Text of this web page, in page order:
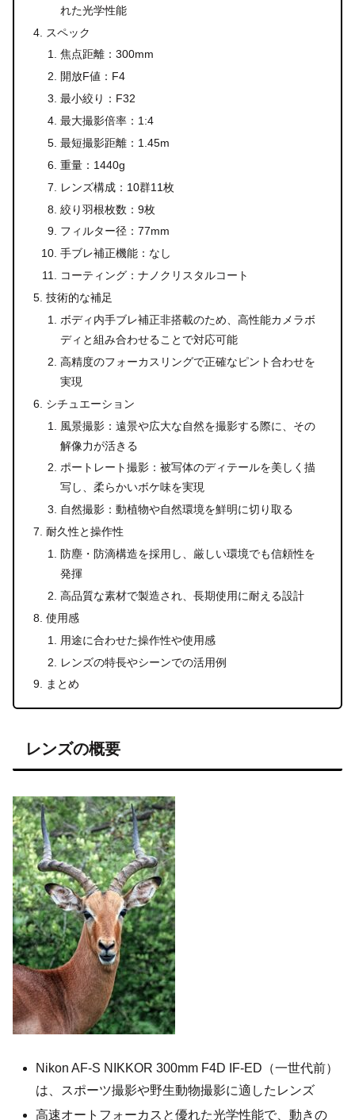
れた光学性能
スペック
焦点距離：300mm
開放F値：F4
最小絞り：F32
最大撮影倍率：1:4
最短撮影距離：1.45m
重量：1440g
レンズ構成：10群11枚
絞り羽根枚数：9枚
フィルター径：77mm
手ブレ補正機能：なし
コーティング：ナノクリスタルコート
技術的な補足
ボディ内手ブレ補正非搭載のため、高性能カメラボ
ディと組み合わせることで対応可能
高精度のフォーカスリングで正確なピント合わせを
実現
シチュエーション
風景撮影：遠景や広大な自然を撮影する際に、その
解像力が活きる
ポートレート撮影：被写体のディテールを美しく描
写し、柔らかいボケ味を実現
自然撮影：動植物や自然環境を鮮明に切り取る
耐久性と操作性
防塵・防滴構造を採用し、厳しい環境でも信頼性を
発揮
高品質な素材で製造され、長期使用に耐える設計
使用感
用途に合わせた操作性や使用感
レンズの特長やシーンでの活用例
まとめ
レンズの概要
Nikon AF-S NIKKOR 300mm F4D IF-ED（一世代前）
は、スポーツ撮影や野生動物撮影に適したレンズ
高速オートフォーカスと優れた光学性能で、動きの